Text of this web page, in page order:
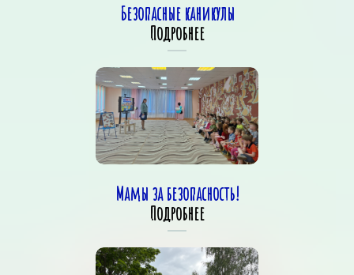
Безопасные каникулы
Подробнее
Мамы за безопасность!
Подробнее